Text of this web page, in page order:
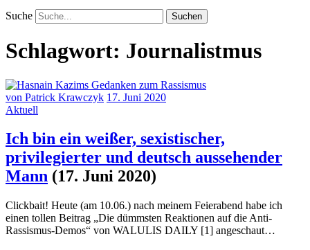
Suche
Schlagwort: Journalistmus
von Patrick Krawczyk 17. Juni 2020
Aktuell
Ich bin ein weißer, sexistischer,
privilegierter und deutsch aussehender
Mann (17. Juni 2020)
Clickbait! Heute (am 10.06.) nach meinem Feierabend habe ich
einen tollen Beitrag „Die dümmsten Reaktionen auf die Anti-
Rassismus-Demos“ von WALULIS DAILY [1] angeschaut…